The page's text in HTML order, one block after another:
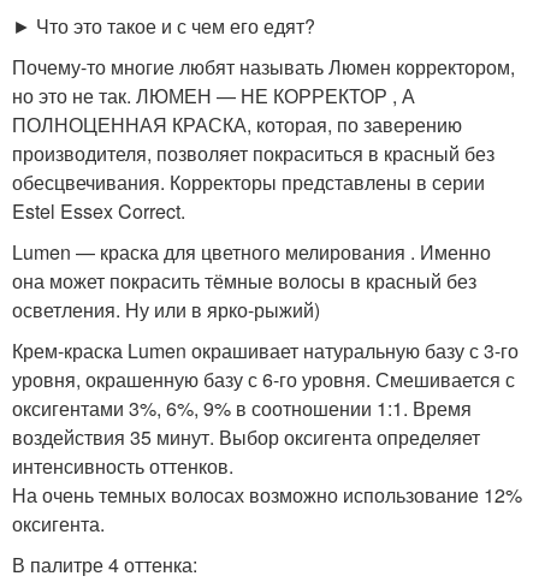
► Что это такое и с чем его едят?
Почему-то многие любят называть Люмен корректором,
но это не так. ЛЮМЕН — НЕ КОРРЕКТОР , А
ПОЛНОЦЕННАЯ КРАСКА, которая, по заверению
производителя, позволяет покраситься в красный без
обесцвечивания. Корректоры представлены в серии
Estel Essex Correct.
Lumen — краска для цветного мелирования . Именно
она может покрасить тёмные волосы в красный без
осветления. Ну или в ярко-рыжий)
Крем-краска Lumen окрашивает натуральную базу с 3-го
уровня, окрашенную базу с 6-го уровня. Смешивается с
оксигентами 3%, 6%, 9% в соотношении 1:1. Время
воздействия 35 минут. Выбор оксигента определяет
интенсивность оттенков.
На очень темных волосах возможно использование 12%
оксигента.
В палитре 4 оттенка: